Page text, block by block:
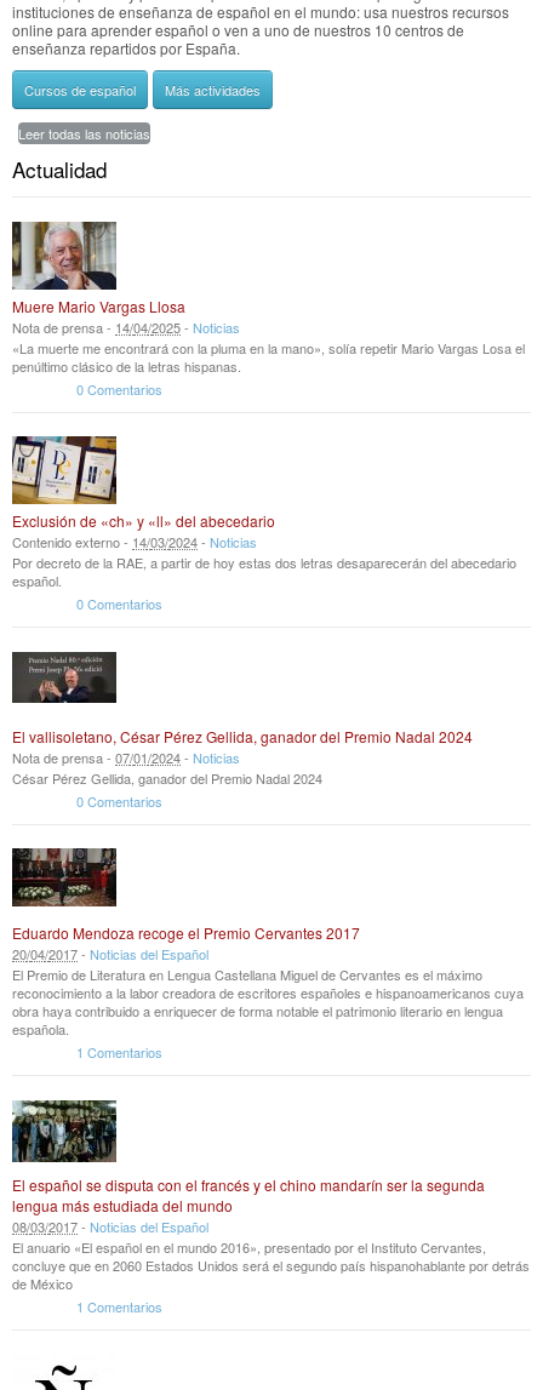
instituciones de enseñanza de español en el mundo: usa nuestros recursos
online para aprender español o ven a uno de nuestros 10 centros de
enseñanza repartidos por España.
Cursos de español Más actividades
Leer todas las noticias
Actualidad
Muere Mario Vargas Llosa
Nota de prensa - 14/04/2025- Noticias
«La muerte me encontrará con la pluma en la mano», solía repetir Mario Vargas Losa el
penúltimo clásico de la letras hispanas.
0 Comentarios
Exclusión de «ch» y «ll» del abecedario
Contenido externo - 14/03/2024- Noticias
Por decreto de la RAE, a partir de hoy estas dos letras desaparecerán del abecedario
español.
0 Comentarios
El vallisoletano, César Pérez Gellida, ganador del Premio Nadal 2024
Nota de prensa - 07/01/2024- Noticias
César Pérez Gellida, ganador del Premio Nadal 2024
0 Comentarios
Eduardo Mendoza recoge el Premio Cervantes 2017
20/04/2017- Noticias del Español
El Premio de Literatura en Lengua Castellana Miguel de Cervantes es el máximo
reconocimiento a la labor creadora de escritores españoles e hispanoamericanos cuya
obra haya contribuido a enriquecer de forma notable el patrimonio literario en lengua
española.
1 Comentarios
El español se disputa con el francés y el chino mandarín ser la segunda
lengua más estudiada del mundo
08/03/2017- Noticias del Español
El anuario «El español en el mundo 2016», presentado por el Instituto Cervantes,
concluye que en 2060 Estados Unidos será el segundo país hispanohablante por detrás
de México
1 Comentarios